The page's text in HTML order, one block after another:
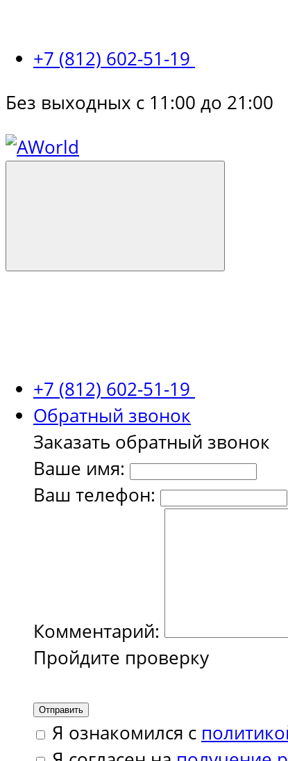
+7 (812) 602-51-19
Без выходных с 11:00 до 21:00
+7 (812) 602-51-19
Обратный звонок
Заказать обратный звонок
Ваше имя:
Ваш телефон:
Комментарий:
Пройдите проверку
Отправить
Я ознакомился с